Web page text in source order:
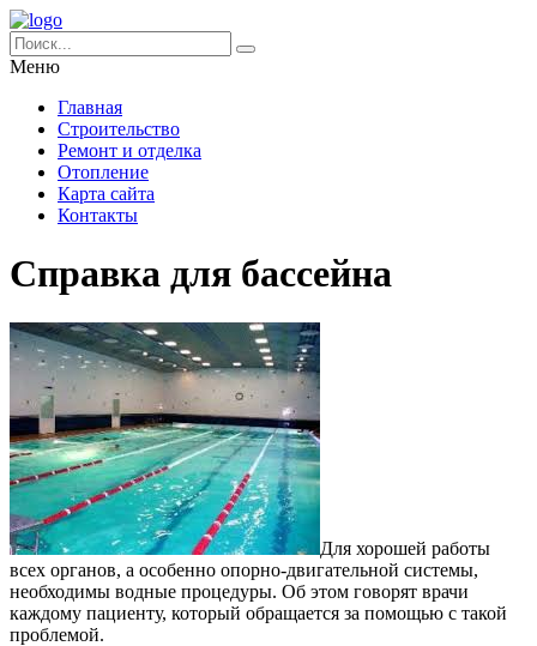
Меню
Главная
Строительство
Ремонт и отделка
Отопление
Карта сайта
Контакты
Справка для бассейна
Для хорошей работы
всех органов, а особенно опорно-двигательной системы,
необходимы водные процедуры. Об этом говорят врачи
каждому пациенту, который обращается за помощью с такой
проблемой.